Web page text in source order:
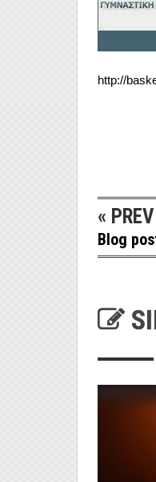
http://
« PREV
Blog